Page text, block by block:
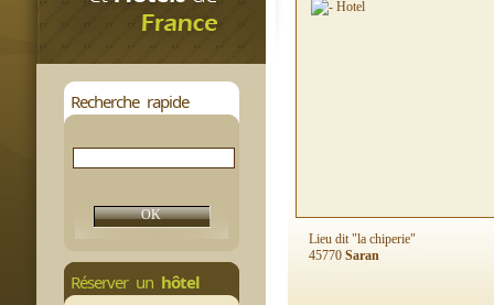
Recherche rapide
Réserver un hôtel
Lieu dit "la chiperie"
45770 Saran